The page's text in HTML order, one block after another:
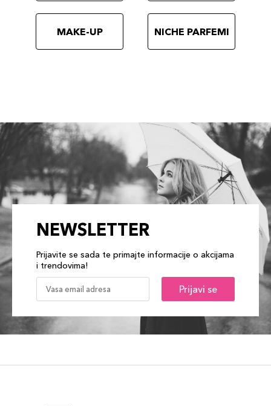
MAKE-UP NICHE PARFEMI
NEWSLETTER
Prijavite se sada te primajte informacije o akcijama
i trendovima!
Prijavi se